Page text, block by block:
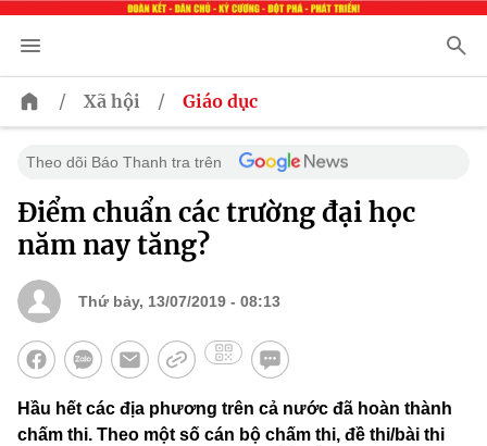
/ Xã hội / Giáo dục
Theo dõi Báo Thanh tra trên
Điểm chuẩn các trường đại học
năm nay tăng?
Thứ bảy, 13/07/2019 - 08:13
Hầu hết các địa phương trên cả nước đã hoàn thành
chấm thi. Theo một số cán bộ chấm thi, đề thi/bài thi